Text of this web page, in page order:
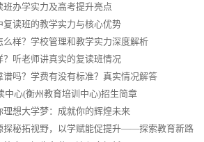
办学实力及高考提升亮点
读班的教学实力与核心优势
样？学校管理和教学实力深度解析
听老师讲真实的复读班情况
吗？学费有没有标准？真实情况解答
中心(衡州教育培训中心)招生简章
想大学梦：成就你的辉煌未来
探秘拓视野，以学赋能促提升——探索教育新路